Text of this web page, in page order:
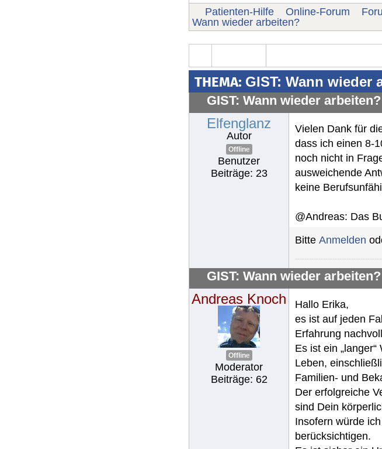
Patienten-Hilfe Online-Forum
Wann wieder arbeiten?
THEMA: GIST: Wann wieder
GIST: Wann wieder arbeiten?
Elfenglanz
Autor
Offline
Benutzer
Beiträge: 23
Vielen Dank für
dass ich einen 8-
noch nicht in
ausweichende
keine
@Andreas: Das
Bitte Anmelden
GIST: Wann wieder arbeiten?
Andreas Knoch
Offline
Moderator
Beiträge: 62
Hallo Erika,
es ist auf jeden
Erfahrung
Es ist ein
Leben,
Familien- und
Der erfolgreiche
sind Dein
Insofern würde
berücksichtigen.